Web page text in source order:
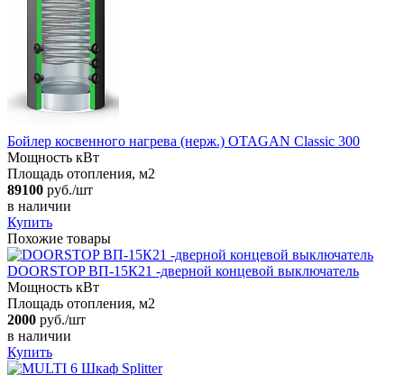
Бойлер косвенного нагрева (нерж.) OTAGAN Classic 300
Мощность кВт
Площадь отопления, м2
89100 руб./шт
в наличии
Купить
Похожие товары
DOORSTOP ВП-15К21 -дверной концевой выключатель
Мощность кВт
Площадь отопления, м2
2000 руб./шт
в наличии
Купить